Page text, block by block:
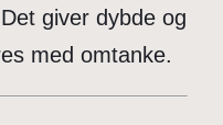
giver dybde og
med omtanke.